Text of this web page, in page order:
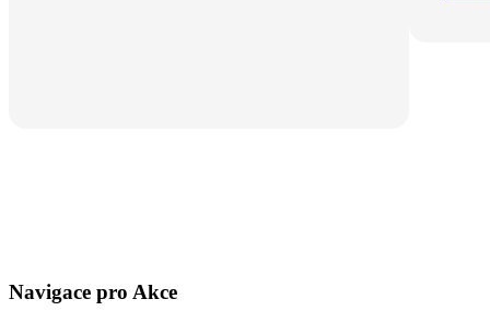
Navigace pro Akce